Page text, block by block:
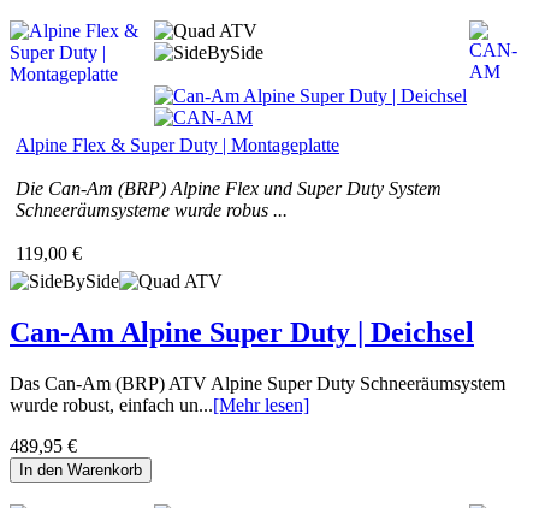
Alpine Flex & Super Duty | Montageplatte
Die Can-Am (BRP) Alpine Flex und Super Duty System
Schneeräumsysteme wurde robus ...
119,00 €
Can-Am Alpine Super Duty | Deichsel
Das Can-Am (BRP) ATV Alpine Super Duty Schneeräumsystem
wurde robust, einfach un...[Mehr lesen]
489,95 €
In den Warenkorb